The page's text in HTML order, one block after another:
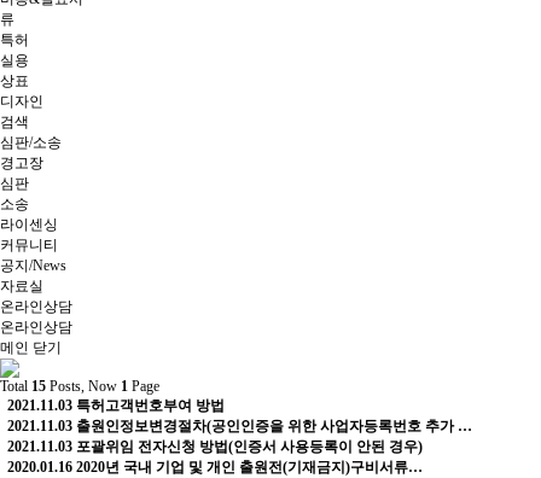
류
특허
실용
상표
디자인
검색
심판/소송
경고장
심판
소송
라이센싱
커뮤니티
공지/News
자료실
온라인상담
온라인상담
메인 닫기
Total 15 Posts, Now 1 Page
2021.11.03 특허고객번호부여 방법
2021.11.03 출원인정보변경절차(공인인증을 위한 사업자등록번호 추가 …
2021.11.03 포괄위임 전자신청 방법(인증서 사용등록이 안된 경우)
2020.01.16 2020년 국내 기업 및 개인 출원전(기재금지)구비서류…